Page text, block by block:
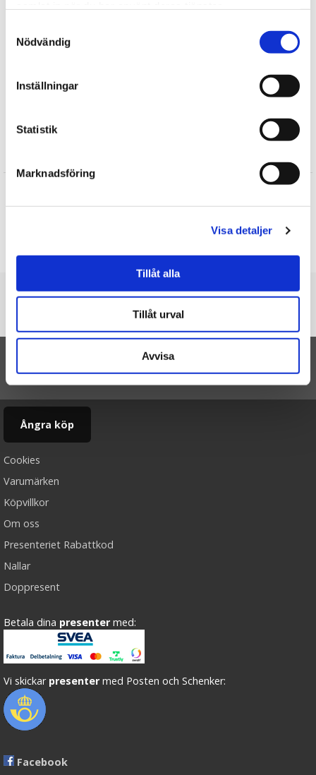
Nödvändig
Inställningar
Statistik
Marknadsföring
Visa detaljer
Tillåt alla
Tillåt urval
Avvisa
Julklappar till pappa
Julklappar till mamma
Jul
★★★★★
sköna 😊 Det känns då så
Skriv en recension
Du är här
TILL TOPPEN
Ångra köp
Cookies
Varumärken
Köpvillkor
Om oss
Presenteriet Rabattkod
Nallar
Doppresent
Betala dina presenter med:
Vi skickar presenter med Posten och Schenker:
Facebook